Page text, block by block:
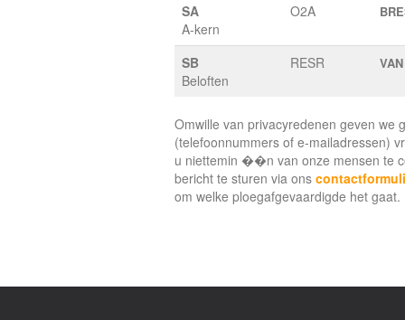
SA
A-kern
O2A
SB
Beloften
RESR
Omwille van privacyredenen geven we
(telefoonnummers of e-mailadressen)
u niettemin ��n van onze mensen te
bericht te sturen via ons
om welke ploegafgevaardigde het gaat.